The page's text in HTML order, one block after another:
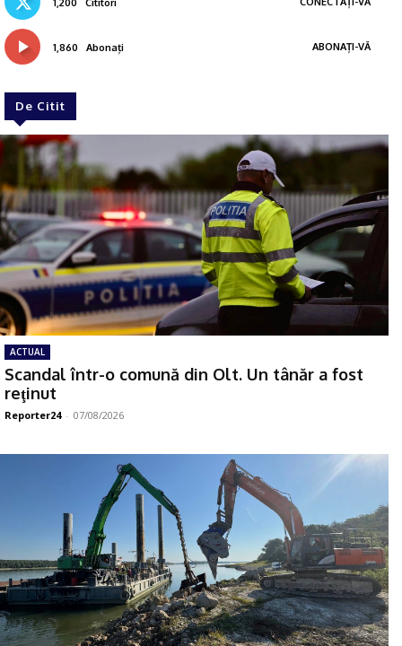
1,860 Abonați ABONAȚI-VĂ
De Citit
ACTUAL
Scandal într-o comună din Olt. Un tânăr a fost
reţinut
Reporter24 - 07/08/2026